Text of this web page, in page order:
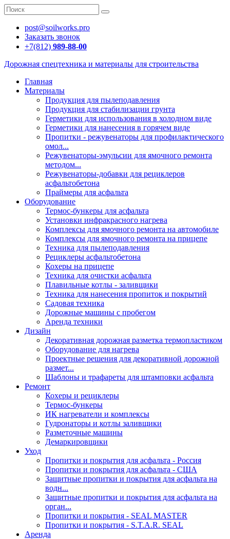
post@soilworks.pro
Заказать звонок
+7(812) 989-88-00
Дорожная спецтехника и материалы для строительства
Главная
Материалы
Продукция для пылеподавления
Продукция для стабилизации грунта
Герметики для использования в холодном виде
Герметики для нанесения в горячем виде
Пропитки - режувенаторы для профилактического
омол...
Режувенаторы-эмульсии для ямочного ремонта
методом...
Режувенаторы-добавки для рециклеров
асфальтобетона
Праймеры для асфальта
Оборудование
Термос-бункеры для асфальта
Установки инфракрасного нагрева
Комплексы для ямочного ремонта на автомобиле
Комплексы для ямочного ремонта на прицепе
Техника для пылеподавления
Рециклеры асфальтобетона
Кохеры на прицепе
Техника для очистки асфальта
Плавильные котлы - заливщики
Техника для нанесения пропиток и покрытий
Садовая техника
Дорожные машины с пробегом
Аренда техники
Дизайн
Декоративная дорожная разметка термопластиком
Оборудование для нагрева
Проектные решения для декоративной дорожной
размет...
Шаблоны и трафареты для штамповки асфальта
Ремонт
Кохеры и рециклеры
Термос-бункеры
ИК нагреватели и комплексы
Гудронаторы и котлы заливщики
Разметочные машины
Демаркировщики
Уход
Пропитки и покрытия для асфальта - Россия
Пропитки и покрытия для асфальта - США
Защитные пропитки и покрытия для асфальта на
водн...
Защитные пропитки и покрытия для асфальта на
орган...
Пропитки и покрытия - SEAL MASTER
Пропитки и покрытия - S.T.A.R. SEAL
Аренда